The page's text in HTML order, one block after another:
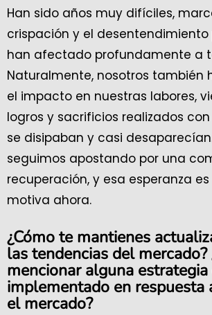
Han sido años muy difíciles,
crispación y el desentendimiento
han afectado profundamente a
Naturalmente, nosotros también
el impacto en nuestras labores,
logros y sacrificios realizados
se disipaban y casi
seguimos apostando por una
recuperación, y esa esperanza
motiva ahora.
¿Cómo te mantienes
las tendencias del mercado?
mencionar alguna
implementado en respuesta
el mercado?